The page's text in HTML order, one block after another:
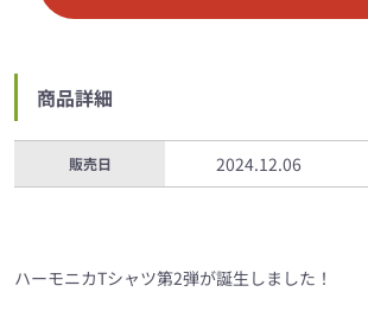
商品詳細
販売日 2024.12.06
ハーモニカTシャツ第2弾が誕生しました！